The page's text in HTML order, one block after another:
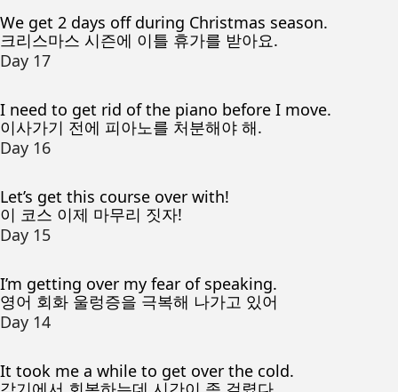
We get 2 days off during Christmas season.
크리스마스 시즌에 이틀 휴가를 받아요.
Day 17
I need to get rid of the piano before I move.
이사가기 전에 피아노를 처분해야 해.
Day 16
Let’s get this course over with!
이 코스 이제 마무리 짓자!
Day 15
I’m getting over my fear of speaking.
영어 회화 울렁증을 극복해 나가고 있어
Day 14
It took me a while to get over the cold.